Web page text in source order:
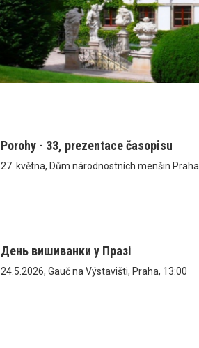
Porohy - 33, prezentace časopisu
27. května, Dům národnostních menšin Praha
День вишиванки у Празі
24.5.2026, Gauč na Výstavišti, Praha, 13:00